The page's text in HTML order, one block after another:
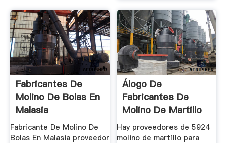
Fabricantes De
Molino De Bolas En
Malasia
Fabricante De Molino De
Bolas En Malasia proveedor
Álogo De
Fabricantes De
Molino De Martillo
Para ...
Hay proveedores de 5924
molino de martillo para